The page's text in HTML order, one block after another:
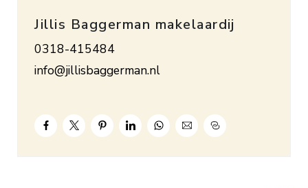
Jillis Baggerman makelaardij
0318-415484
info@jillisbaggerman.nl